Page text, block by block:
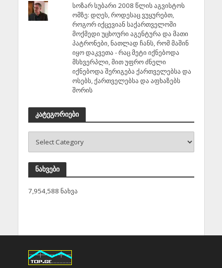
სოზარ სუბარი 2008 წლის აგვისტოს
ომზე: დღეს, როდესაც ვუყურებთ,
როგორ იქცევიან საქართველოში
მოქმედი უცხოური აგენტურა და მათი
პატრონები, ნათლად ჩანს, რომ მაშინ
იყო დაკვეთა - რაც მეტი იქნებოდა
მსხვერპლი, მით უფრო ძნელი
იქნებოდა შერიგება ქართველებსა და
ოსებს, ქართველებსა და აფხაზებს
შორის
კატეგორიები
ნახვები
7,954,588 ნახვა